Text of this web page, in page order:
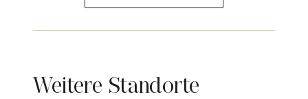
Weitere Standorte